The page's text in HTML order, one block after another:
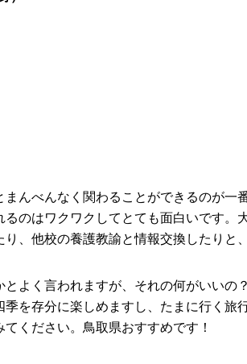
んべんなく関わることができるのが一
るのはワクワクしてとても面白いです。
り、他校の養護教諭と情報交換したりと
よく言われますが、それの何がいいの
季を存分に楽しめますし、たまに行く旅
ください。鳥取県おすすめです！